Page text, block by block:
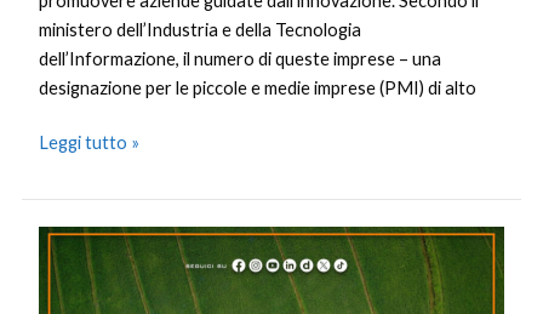
ministero dell’Industria e della Tecnologia
dell’Informazione, il numero di queste imprese – una
designazione per le piccole e medie imprese (PMI) di alto
Leggi tutto »
Agrifood
Magazine